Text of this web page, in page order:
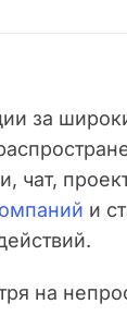
за
чат,
и
на